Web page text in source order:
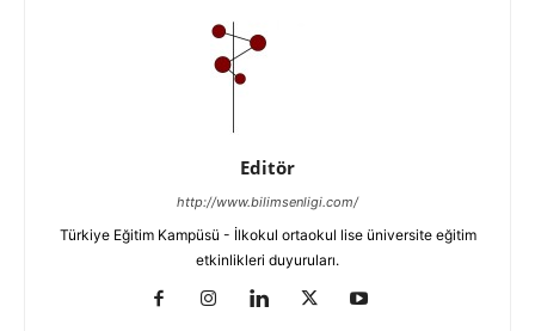
Editör
http://www.bilimsenligi.com/
Türkiye Eğitim Kampüsü - İlkokul ortaokul lise üniversite eğitim
etkinlikleri duyuruları.